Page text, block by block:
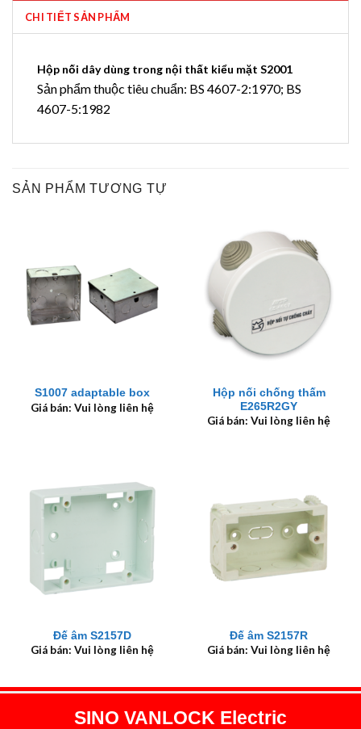
CHI TIẾT SẢN PHẨM
Hộp nối dây dùng trong nội thất kiểu mặt S2001
Sản phẩm thuộc tiêu chuẩn: BS 4607-2:1970; BS
4607-5:1982
SẢN PHẨM TƯƠNG TỰ
S1007 adaptable box
Giá bán: Vui lòng liên hệ
Hộp nối chống thấm
E265R2GY
Giá bán: Vui lòng liên hệ
Đế âm S2157D
Giá bán: Vui lòng liên hệ
Đế âm S2157R
Giá bán: Vui lòng liên hệ
SINO VANLOCK Electric